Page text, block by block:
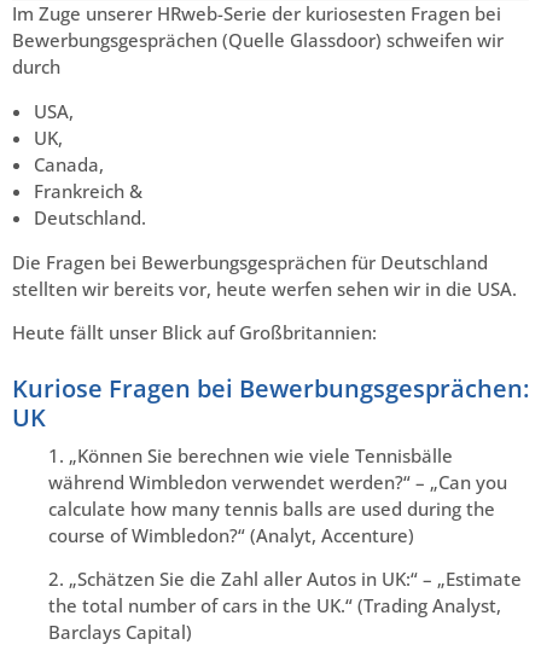
Im Zuge unserer HRweb-Serie der kuriosesten Fragen bei
Bewerbungsgesprächen (Quelle Glassdoor) schweifen wir
durch
USA,
UK,
Canada,
Frankreich &
Deutschland.
Die Fragen bei Bewerbungsgesprächen für Deutschland
stellten wir bereits vor, heute werfen sehen wir in die USA.
Heute fällt unser Blick auf Großbritannien:
Kuriose Fragen bei Bewerbungsgesprächen:
UK
1. „Können Sie berechnen wie viele Tennisbälle
während Wimbledon verwendet werden?“ – „Can you
calculate how many tennis balls are used during the
course of Wimbledon?“ (Analyt, Accenture)
2. „Schätzen Sie die Zahl aller Autos in UK:“ – „Estimate
the total number of cars in the UK.“ (Trading Analyst,
Barclays Capital)